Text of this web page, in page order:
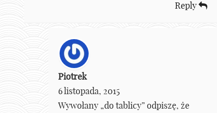
Reply
Piotrek
6 listopada, 2015
Wywołany „do tablicy” odpiszę, że